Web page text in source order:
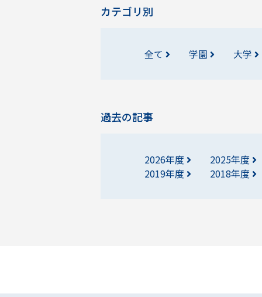
カテゴリ別
全て 学園 大学
過去の記事
2026年度 2025年度
2019年度
2018年度